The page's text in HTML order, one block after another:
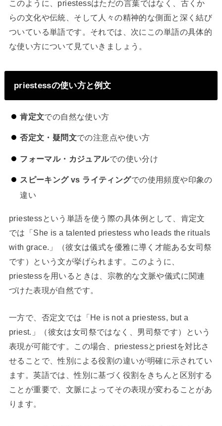
このように、priestessはただの言葉ではなく、古くか
らの文化や伝統、そして人々の精神的な側面と深く結び
ついている単語です。それでは、次にこの単語の具体的
な使い方について見ていきましょう。
priestessの使い方と例文
肯定文での自然な使い方
否定文・疑問文での注意点や使い方
フォーマル・カジュアルでの使い分け
スピーキング vs ライティングでの使用頻度や印象の
違い
priestessという単語を使う際の具体例として、肯定文
では「She is a talented priestess who leads the rituals
with grace.」（彼女は儀式を優雅に導く才能ある女司祭
です）という文が挙げられます。このように、
priestessを用いるときは、宗教的な文脈や儀式に関連
づけた表現が自然です。
一方で、否定文では「He is not a priestess, but a
priest.」（彼女は女司祭ではなく、男司祭です）という
表現が可能です。この場合、priestessとpriestを対比さ
せることで、性別による役割の違いが明確に示されてい
ます。英語では、性別に基づく役割をきちんと区別する
ことが重要で、文脈によってその表現が変わることがあ
ります。